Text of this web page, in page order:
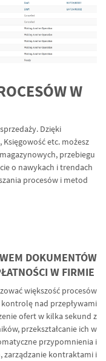
W
Dzięki
etc. możesz
przebiegu
o nawykach i trendach
procesów i metod
DOKUMENTÓW
W FIRMIE
większość procesów
nad przepływami
ofert w kilka sekund z
przekształcanie ich w
przypomnienia i
zarządzanie kontraktami i